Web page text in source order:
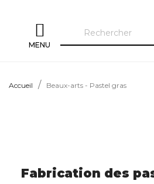
MENU
Accueil Beaux-arts - Pastel gras
Fabrication des